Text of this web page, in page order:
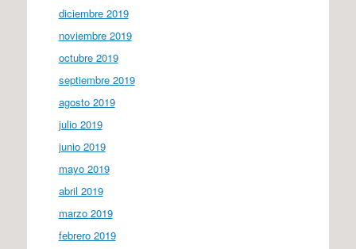
diciembre 2019
noviembre 2019
octubre 2019
septiembre 2019
agosto 2019
julio 2019
junio 2019
mayo 2019
abril 2019
marzo 2019
febrero 2019